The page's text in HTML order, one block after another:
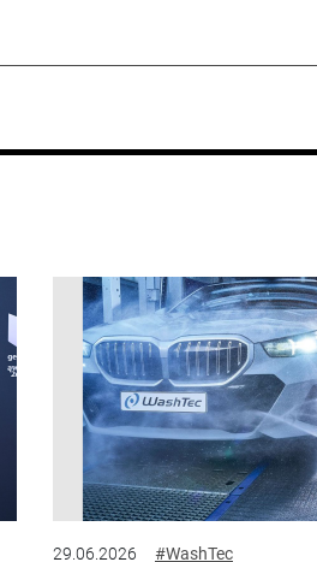
29.06.2026 #WashTec